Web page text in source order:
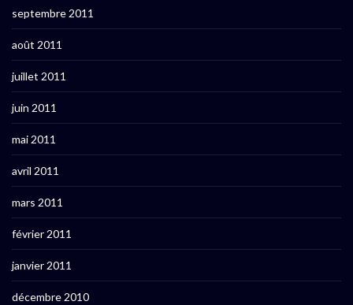
septembre 2011
août 2011
juillet 2011
juin 2011
mai 2011
avril 2011
mars 2011
février 2011
janvier 2011
décembre 2010